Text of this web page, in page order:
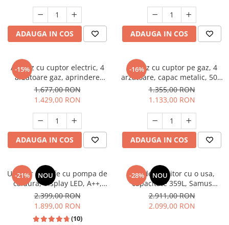
Masini de spalat vase incorporabile
Masini de spalat vase
independente
Pachete Incorporabile
Pirostrii & Arzatoare
Plasa umbrire
Pompe de stropit
Radiatoare
Semanatoare,Plantatoare
Sobe pe gaz & electrice
Suflante & Aspiratoare
Aspiratoare
Suflante Frunze
Scala Graphite Grey
ADAUGA IN COS ADAUGA IN COS
-15%
Aragaz cu cuptor electric, 4
arzatoare gaz, aprindere
electrica, ventilator, lumina
cuptor, Bej, NOBELTEK
1.677,00 RON
1.429,00 RON
ADAUGA IN COS
-16%
Aragaz cu cuptor pe gaz, 4
arzatoare, capac metalic, 50 x
60 cm, 2 in 1, GPL+GN, Gri,
LDK
1.355,00 RON
1.133,00 RON
ADAUGA IN COS
-21% NOU
Uscator de rufe cu pompa de
caldura, display LED, A++,
functie antisifonare, A++,
capacitate 8 kg, 13 programe
Heinner
2.399,00 RON
1.899,00 RON
(10)
-28% NOU
Frigider, racitor cu o usa,
capacitate 359L, Samus
SRX474NFE
2.911,00 RON
2.099,00 RON